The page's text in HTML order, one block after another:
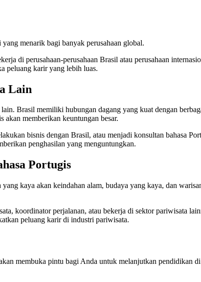
menarik bagi banyak perusahaan global.
di perusahaan-perusahaan Brasil atau perusahaan
peluang karir yang lebih luas.
Lain
Brasil memiliki hubungan dagang yang kuat dengan
memberikan keuntungan besar.
bisnis dengan Brasil, atau menjadi konsultan bahasa
penghasilan yang menguntungkan.
Portugis
kaya akan keindahan alam, budaya yang kaya, dan
koordinator perjalanan, atau bekerja di sektor pariwisata
peluang karir di industri pariwisata.
membuka pintu bagi Anda untuk melanjutkan pendidikan